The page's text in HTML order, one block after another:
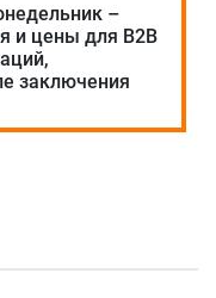
–
и цены для В2В
заключения